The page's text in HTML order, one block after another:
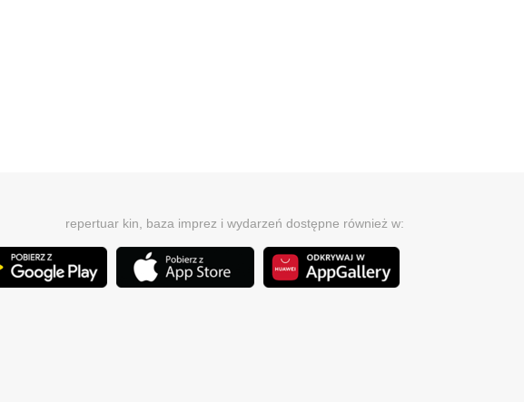
repertuar kin, baza imprez i wydarzeń dostępne również w: